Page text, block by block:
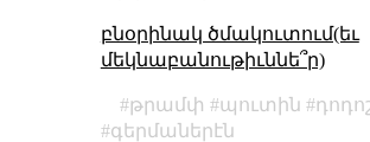
բնօրինակ ծմակուտում(եւ
մեկնաբանութիւննե՞ր)
թրամփ պուտին
գերմաներէն